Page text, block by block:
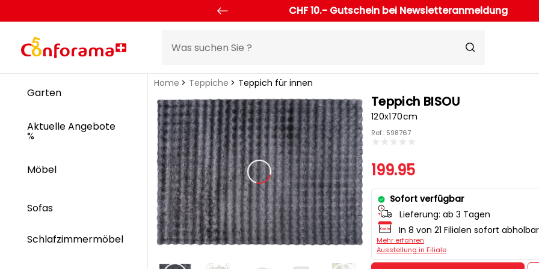
CHF 10.- Gutschein bei Newsletteranmeldung
Garten
Aktuelle Angebote
%
Möbel
Sofas
Schlafzimmermöbel
Home Teppiche Teppich für innen
Teppich BISOU
120x170cm
Ref.: 598767
199.95
Sofort verfügbar
Lieferung: ab 3 Tagen
In 8 von 21 Filialen sofort abholbar
Mehr erfahren
Ausstellung in Filiale